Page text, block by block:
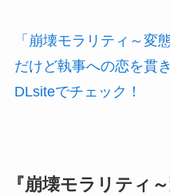
「崩壊モラリティ～変
だけど執事への恋を貫
DLsiteでチェック！
『崩壊モラリティ